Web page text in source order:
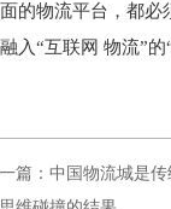
的物流平台，都必
入“互联网 物流”的“
篇：中国物流城是